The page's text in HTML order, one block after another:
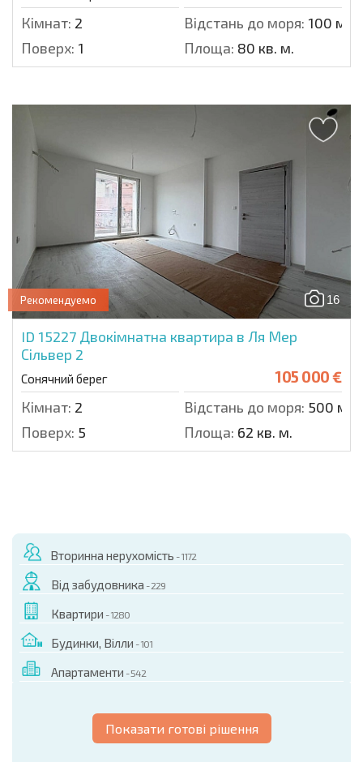
Кімнат: 2 Відстань до моря: 100 м.
Поверх: 1 Площа: 80 кв. м.
16
Рекомендуемо
ID 15227 Двокімнатна квартира в Ля Мер
Сільвер 2
Сонячний берег 105 000 €
Кімнат: 2 Відстань до моря: 500 м.
Поверх: 5 Площа: 62 кв. м.
Вторинна нерухомість - 1172
Від забудовника - 229
Квартири - 1280
Будинки, Вілли - 101
Апартаменти - 542
Показати готові рішення